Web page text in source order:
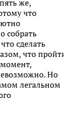
же,
что
собрать
сделать
что
Но
легальном